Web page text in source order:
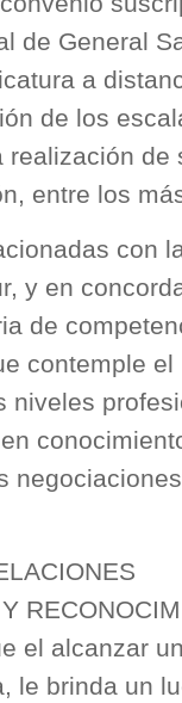
de General
a
de los
de
entre los
con
y en
de
contemple
niveles
el alcanzar
le brinda un